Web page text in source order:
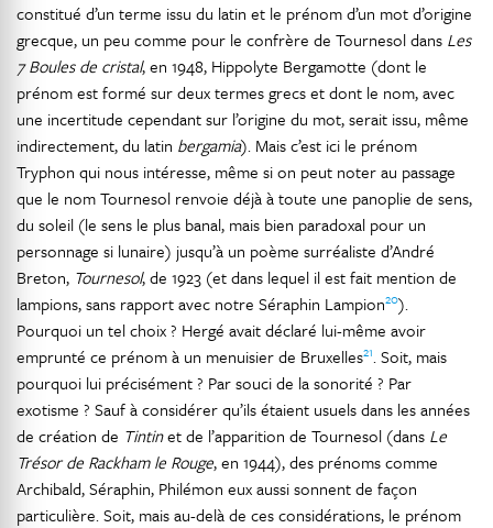
constitué d’un terme issu du latin et le prénom d’un mot d’origine
grecque, un peu comme pour le confrère de Tournesol dans Les
7 Boules de cristal, en 1948, Hippolyte Bergamotte (dont le
prénom est formé sur deux termes grecs et dont le nom, avec
une incertitude cependant sur l’origine du mot, serait issu, même
indirectement, du latin bergamia). Mais c’est ici le prénom
Tryphon qui nous intéresse, même si on peut noter au passage
que le nom Tournesol renvoie déjà à toute une panoplie de sens,
du soleil (le sens le plus banal, mais bien paradoxal pour un
personnage si lunaire) jusqu’à un poème surréaliste d’André
Breton, Tournesol, de 1923 (et dans lequel il est fait mention de
lampions, sans rapport avec notre Séraphin Lampion20).
Pourquoi un tel choix ? Hergé avait déclaré lui-même avoir
emprunté ce prénom à un menuisier de Bruxelles21. Soit, mais
pourquoi lui précisément ? Par souci de la sonorité ? Par
exotisme ? Sauf à considérer qu’ils étaient usuels dans les années
de création de Tintinet de l’apparition de Tournesol (dans Le
Trésor de Rackham le Rouge, en 1944), des prénoms comme
Archibald, Séraphin, Philémon eux aussi sonnent de façon
particulière. Soit, mais au-delà de ces considérations, le prénom